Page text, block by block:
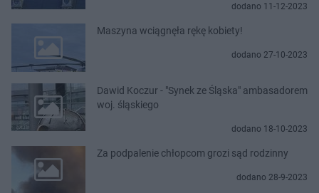
dodano 11-12-2023
Maszyna wciągnęła rękę kobiety!
dodano 27-10-2023
Dawid Koczur - "Synek ze Śląska" ambasadorem
woj. śląskiego
dodano 18-10-2023
Za podpalenie chłopcom grozi sąd rodzinny
dodano 28-9-2023